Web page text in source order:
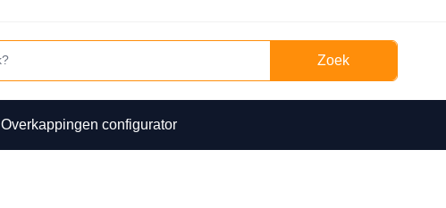
Zoek
Overkappingen configurator